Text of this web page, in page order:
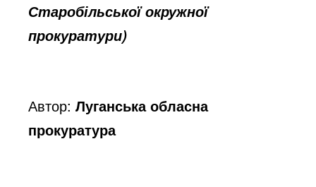
Старобільської окружної
прокуратури)
Автор:Луганська обласна
прокуратура